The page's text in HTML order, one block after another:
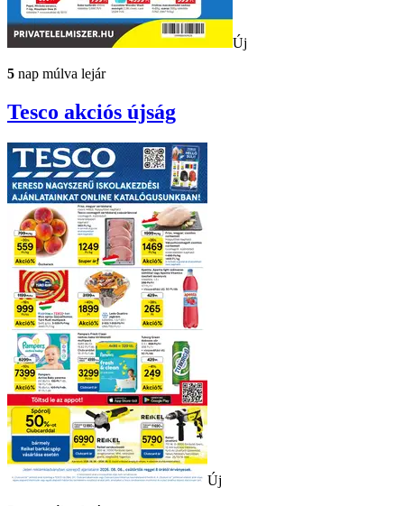
Új
5 nap múlva lejár
Tesco akciós újság
Új